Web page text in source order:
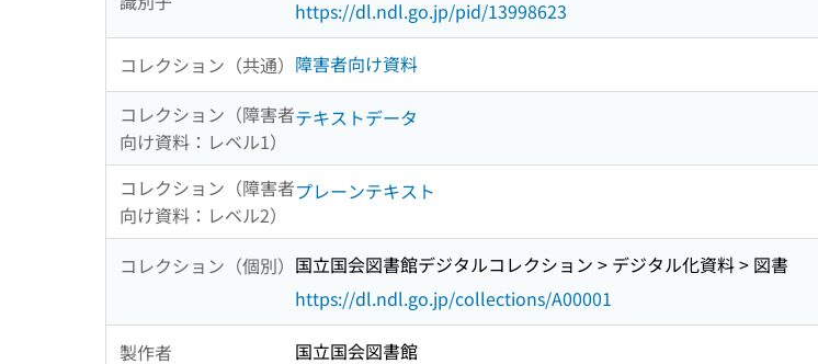
https://dl.ndl.go.jp/pid/13998623
コレクション（共通） 障害者向け資料
コレクション（障害者
向け資料：レベル1）
テキストデータ
コレクション（障害者
向け資料：レベル2）
プレーンテキスト
コレクション（個別） 国立国会図書館デジタルコレクション > デジタル化資料 > 図書
https://dl.ndl.go.jp/collections/A00001
製作者 国立国会図書館